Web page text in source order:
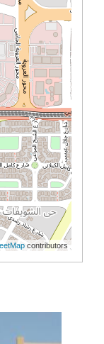
contributors